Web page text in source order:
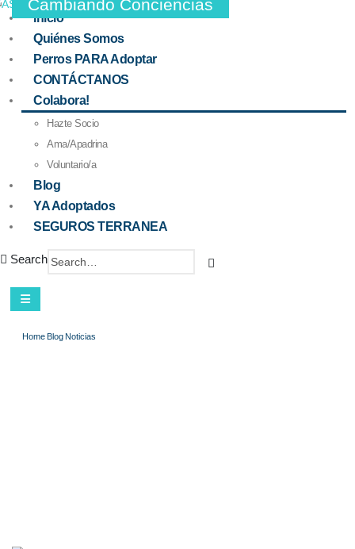
Inicio
Quiénes Somos
Perros PARA Adoptar
CONTÁCTANOS
Colabora!
Hazte Socio
Ama/Apadrina
Voluntario/a
Blog
YA Adoptados
SEGUROS TERRANEA
Search
HomeBlogNoticias
Cambiando Conciencias